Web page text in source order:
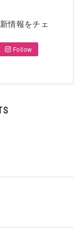
情報をチェ
Follow